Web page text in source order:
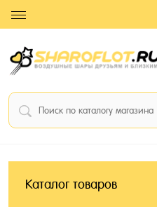
Каталог товаров